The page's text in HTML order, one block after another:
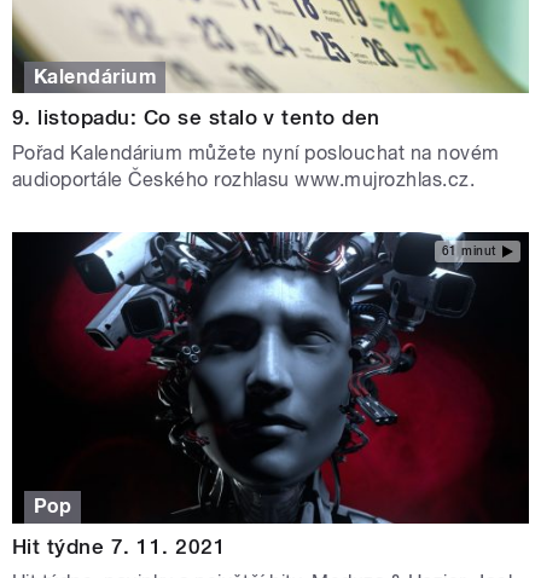
Kalendárium
9. listopadu: Co se stalo v tento den
Pořad Kalendárium můžete nyní poslouchat na novém
audioportále Českého rozhlasu www.mujrozhlas.cz.
61 minut
Pop
Hit týdne 7. 11. 2021